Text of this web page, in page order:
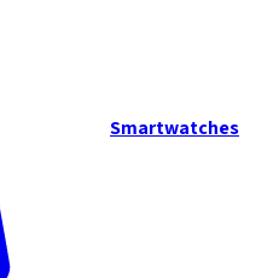
Smartwatches